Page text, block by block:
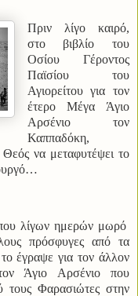
Πριν λίγο καιρό,
στο βιβλίο του
Οσίου Γέροντος
Παϊσίου του
Αγιορείτου για τον
έτερο Μέγα Άγιο
Αρσένιο τον
Καππαδόκη,
να μεταφυτέψει το
λίγων ημερών μωρό
πρόσφυγες από τα
έγραψε για τον άλλον
Άγιο Αρσένιο που
τους Φαρασιώτες στην